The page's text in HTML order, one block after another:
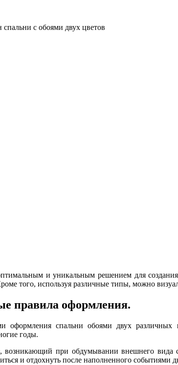
спальни с обоями двух цветов
и уникальным решением для
того, используя различные типы, можно
правила оформления.
оформления спальни обоями двух
годы.
при обдумывании внешнего вида
и отдохнуть после наполненного событиями